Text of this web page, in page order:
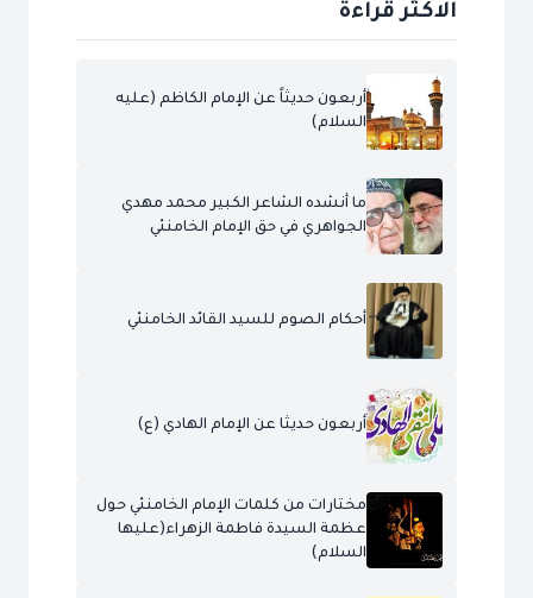
الاكثر قراءة
أربعون حديثاً عن الإمام الكاظم (عليه
السلام)
ما أنشده الشاعر الكبير محمد مهدي
الجواهري في حق الإمام الخامنئي
أحكام الصوم للسيد القائد الخامنئي
أربعون حديثا عن الإمام الهادي (ع)
مختارات من كلمات الإمام الخامنئي حول
عظمة السيدة فاطمة الزهراء(عليها
السلام)